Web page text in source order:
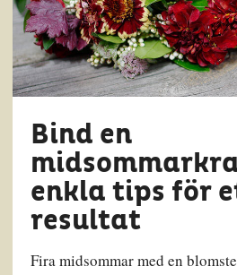
Bind en
enkla tips för
resultat
Fira midsommar med en